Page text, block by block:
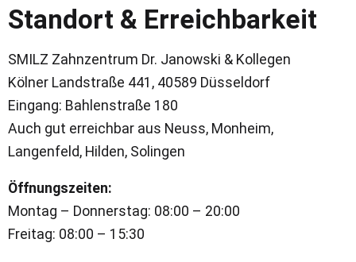
Standort & Erreichbarkeit
SMILZ Zahnzentrum Dr. Janowski & Kollegen
Kölner Landstraße 441, 40589 Düsseldorf
Eingang: Bahlenstraße 180
Auch gut erreichbar aus Neuss, Monheim,
Langenfeld, Hilden, Solingen
Öffnungszeiten:
Montag – Donnerstag: 08:00 – 20:00
Freitag: 08:00 – 15:30